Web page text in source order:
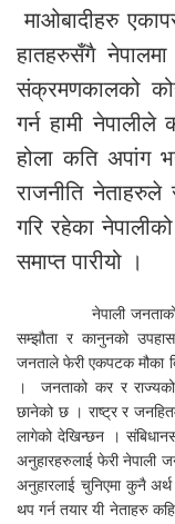
माओबादीहरु
हातहरुसँगै
संक्रमणकालको
गर्न हामी
होला कति अपांग
राजनीति
गरि रहेका
समाप्त पारीयो ।
नेपाली जनताको
सम्झौता र कानुनको
जनताले फेरी एकपटक मौका
। जनताको कर र राज्यको
छानेको छ । राष्ट्र र
लागेको देखिन्छन ।
अनुहारहरुलाई फेरी नेपाली
अनुहारलाई चुनिएमा कुनै
थप गर्न तयार यी नेताहरु